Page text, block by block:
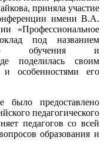
приняла участие
имени В.А.
«Профессиональное
под названием
обучения и
поделилась своим
и особенностями его
было предоставлено
педагогического
педагогов со всей
образования и